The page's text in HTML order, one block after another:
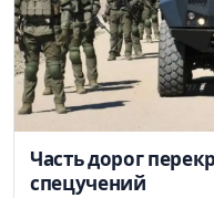
Часть дорог
спецучений